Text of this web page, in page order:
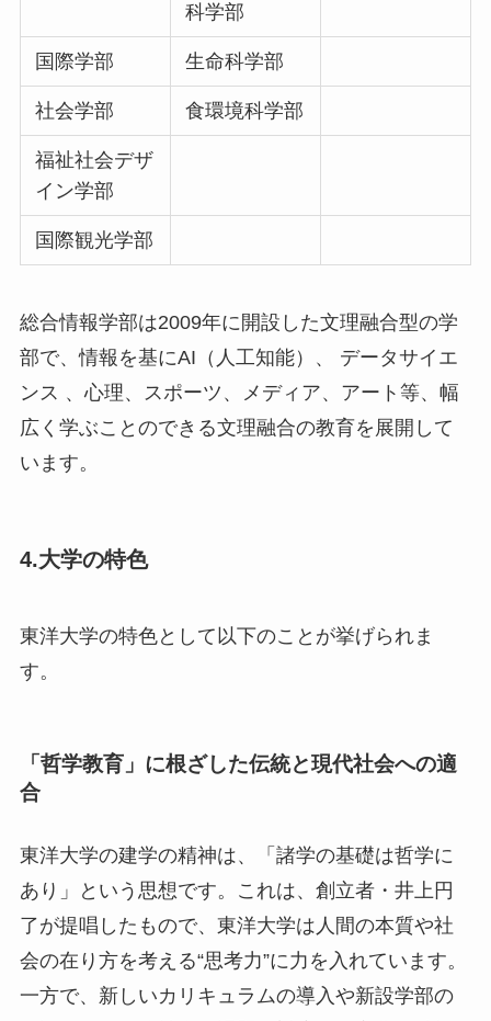
科学部
国際学部 生命科学部
社会学部 食環境科学部
福祉社会デザ
イン学部
国際観光学部
総合情報学部は2009年に開設した文理融合型の学
部で、情報を基にAI（人工知能）、 データサイエ
ンス 、心理、スポーツ、メディア、アート等、幅
広く学ぶことのできる文理融合の教育を展開して
います。
4.大学の特色
東洋大学の特色として以下のことが挙げられま
す。
「哲学教育」に根ざした伝統と現代社会への適
合
東洋大学の建学の精神は、「諸学の基礎は哲学に
あり」という思想です。これは、創立者・井上円
了が提唱したもので、東洋大学は人間の本質や社
会の在り方を考える“思考力”に力を入れています。
一方で、新しいカリキュラムの導入や新設学部の